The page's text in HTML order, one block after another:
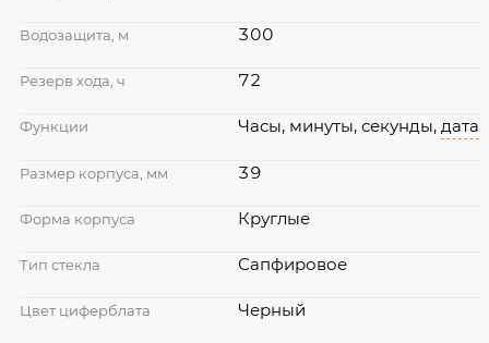
Водозащита, м 300
Резерв хода, ч 72
Функции Часы, минуты, секунды, дата
Размер корпуса, мм 39
Форма корпуса Круглые
Тип стекла Сапфировое
Цвет циферблата Черный